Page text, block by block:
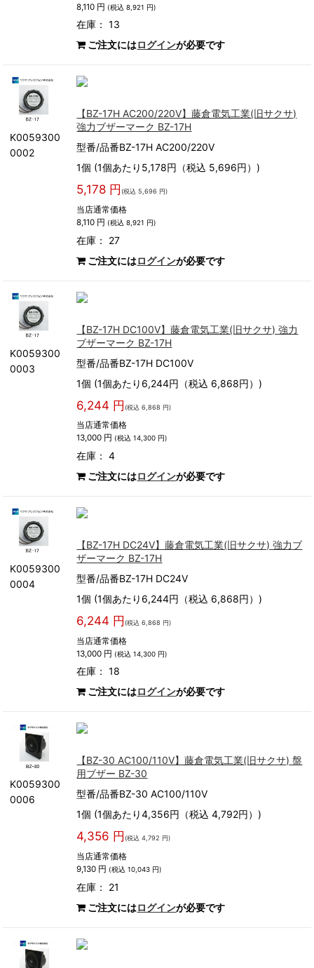
8,110 円 (税込 8,921 円)
在庫： 13
ご注文にはログインが必要です
K0059300
0002
【BZ-17H AC200/220V】藤倉電気工業(旧サクサ)
強力ブザーマーク BZ-17H
型番/品番BZ-17H AC200/220V
1個 (1個あたり5,178円（税込 5,696円）)
5,178 円 (税込 5,696 円)
当店通常価格
8,110 円 (税込 8,921 円)
在庫： 27
ご注文にはログインが必要です
K0059300
0003
【BZ-17H DC100V】藤倉電気工業(旧サクサ) 強力
ブザーマーク BZ-17H
型番/品番BZ-17H DC100V
1個 (1個あたり6,244円（税込 6,868円）)
6,244 円 (税込 6,868 円)
当店通常価格
13,000 円 (税込 14,300 円)
在庫： 4
ご注文にはログインが必要です
K0059300
0004
【BZ-17H DC24V】藤倉電気工業(旧サクサ) 強力ブ
ザーマーク BZ-17H
型番/品番BZ-17H DC24V
1個 (1個あたり6,244円（税込 6,868円）)
6,244 円 (税込 6,868 円)
当店通常価格
13,000 円 (税込 14,300 円)
在庫： 18
ご注文にはログインが必要です
K0059300
0006
【BZ-30 AC100/110V】藤倉電気工業(旧サクサ) 盤
用ブザー BZ-30
型番/品番BZ-30 AC100/110V
1個 (1個あたり4,356円（税込 4,792円）)
4,356 円 (税込 4,792 円)
当店通常価格
9,130 円 (税込 10,043 円)
在庫： 21
ご注文にはログインが必要です